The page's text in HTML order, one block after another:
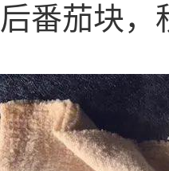
后番茄块，